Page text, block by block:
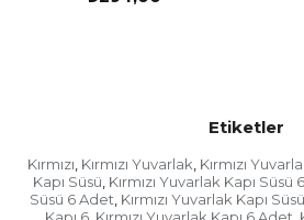
Etiketler
Kırmızı, Kırmızı Yuvarlak, Kırmızı
Kapı Süsü, Kırmızı Yuvarlak Kapı Süsü 6
Süsü 6 Adet, Kırmızı Yuvarlak Kapı